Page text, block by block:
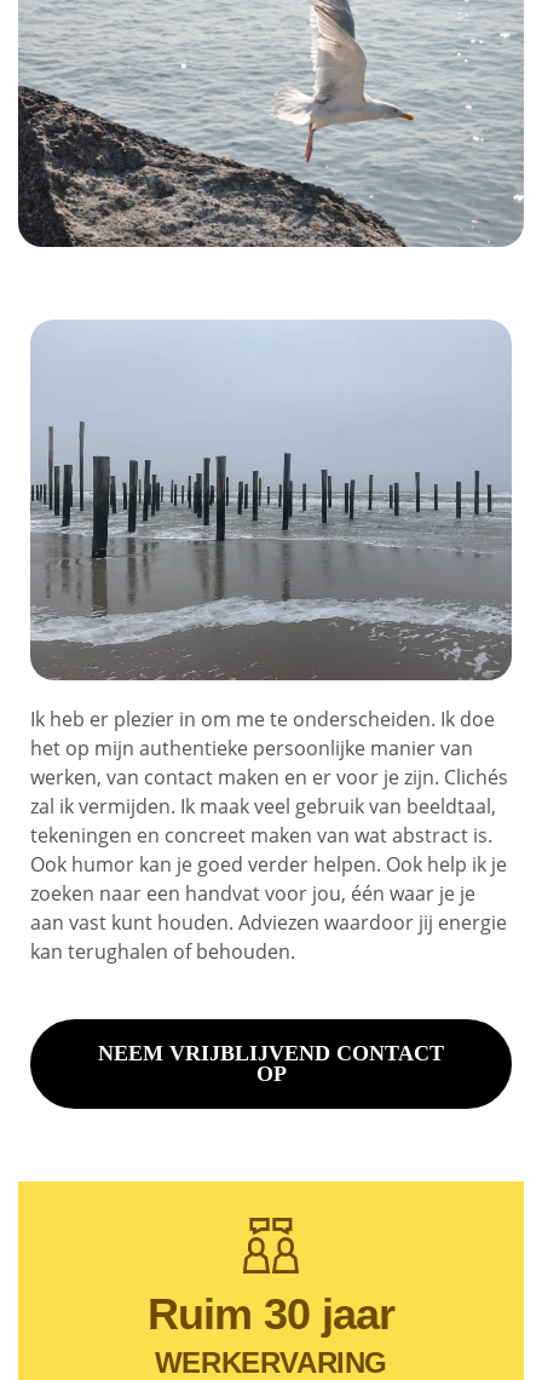
Ik heb er plezier in om me te onderscheiden. Ik doe
het op mijn authentieke persoonlijke manier van
werken, van contact maken en er voor je zijn. Clichés
zal ik vermijden. Ik maak veel gebruik van beeldtaal,
tekeningen en concreet maken van wat abstract is.
Ook humor kan je goed verder helpen. Ook help ik je
zoeken naar een handvat voor jou, één waar je je
aan vast kunt houden. Adviezen waardoor jij energie
kan terughalen of behouden.
NEEM VRIJBLIJVEND CONTACT
OP
Ruim 30 jaar
WERKERVARING